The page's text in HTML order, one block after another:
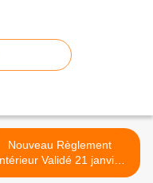
Nouveau Règlement
Validé 21 janvier
2017 >